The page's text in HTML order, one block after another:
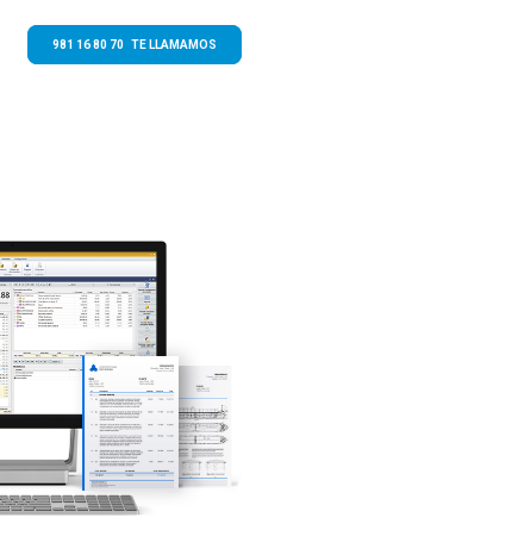
981 16 80 70 TE LLAMAMOS